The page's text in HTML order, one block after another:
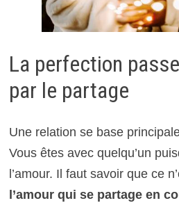
La perfection
par le partage
Une relation se base
Vous êtes avec quelqu’un
l’amour. Il faut savoir que ce
l’amour qui se partage en